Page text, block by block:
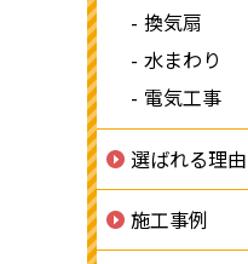
換気扇
水まわり
電気工事
選ばれる理由
施工事例